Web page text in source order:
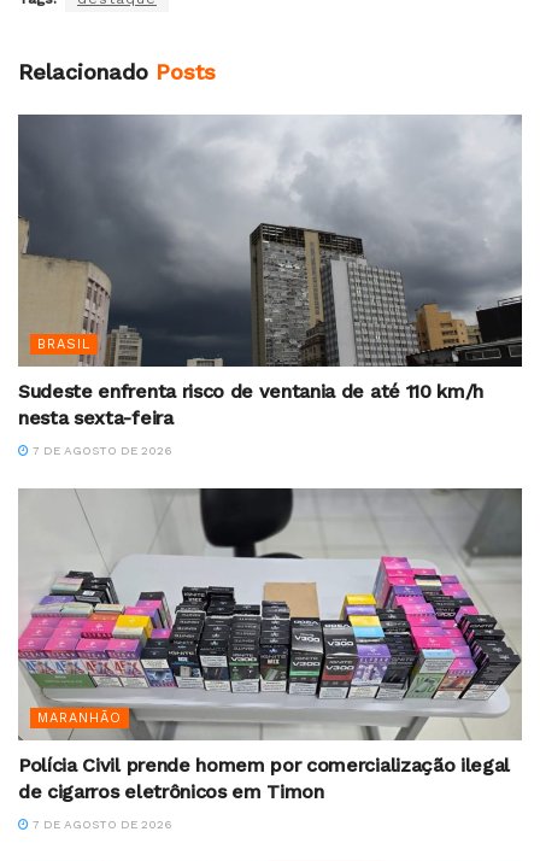
Relacionado Posts
BRASIL
Sudeste enfrenta risco de ventania de até 110 km/h
nesta sexta-feira
7 DE AGOSTO DE 2026
MARANHÃO
Polícia Civil prende homem por comercialização ilegal
de cigarros eletrônicos em Timon
7 DE AGOSTO DE 2026